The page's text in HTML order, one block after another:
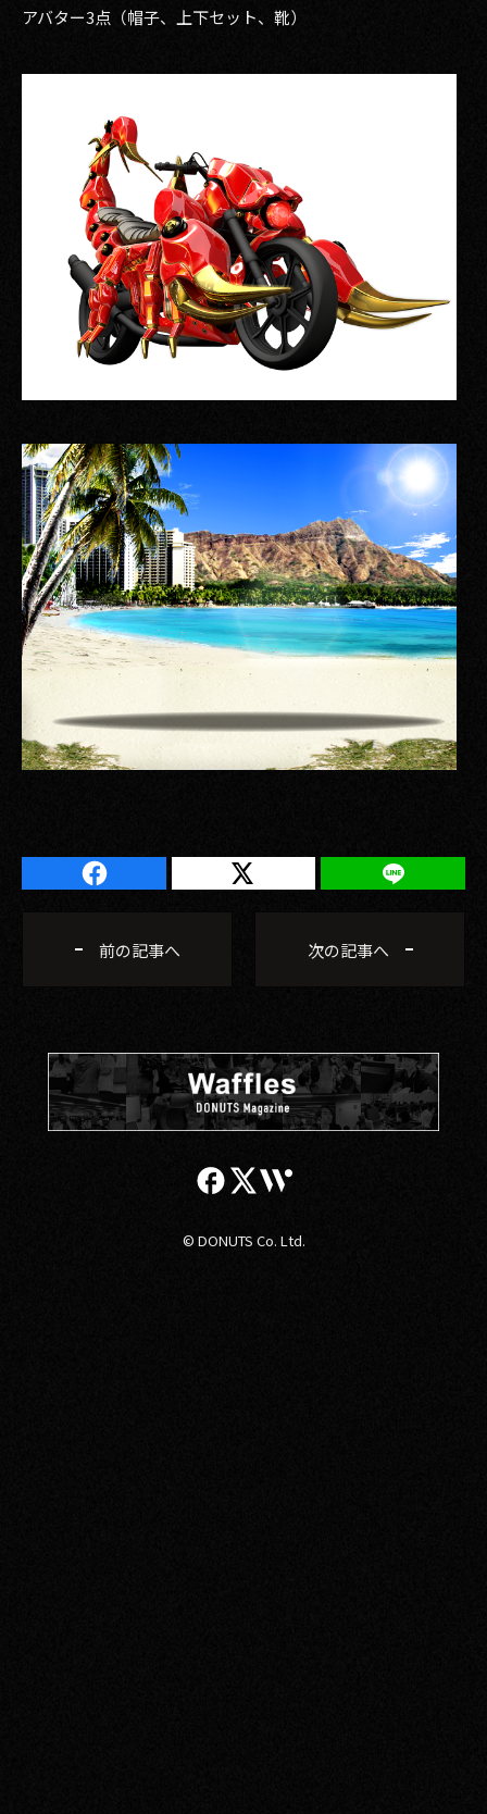
アバター3点（帽子、上下セット、靴）
前の記事へ 次の記事へ
© DONUTS Co. Ltd.